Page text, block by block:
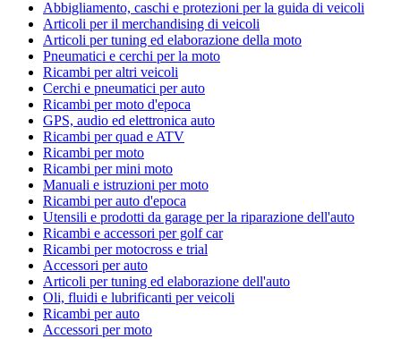
Abbigliamento, caschi e protezioni per la guida di veicoli
Articoli per il merchandising di veicoli
Articoli per tuning ed elaborazione della moto
Pneumatici e cerchi per la moto
Ricambi per altri veicoli
Cerchi e pneumatici per auto
Ricambi per moto d'epoca
GPS, audio ed elettronica auto
Ricambi per quad e ATV
Ricambi per moto
Ricambi per mini moto
Manuali e istruzioni per moto
Ricambi per auto d'epoca
Utensili e prodotti da garage per la riparazione dell'auto
Ricambi e accessori per golf car
Ricambi per motocross e trial
Accessori per auto
Articoli per tuning ed elaborazione dell'auto
Oli, fluidi e lubrificanti per veicoli
Ricambi per auto
Accessori per moto